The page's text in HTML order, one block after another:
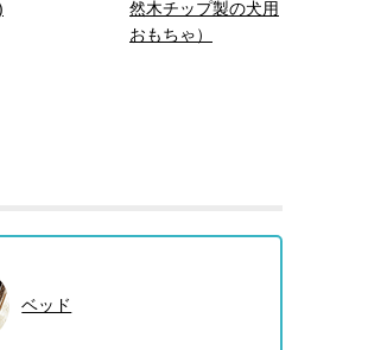
然木チップ製の犬用
おもちゃ）
ベッド